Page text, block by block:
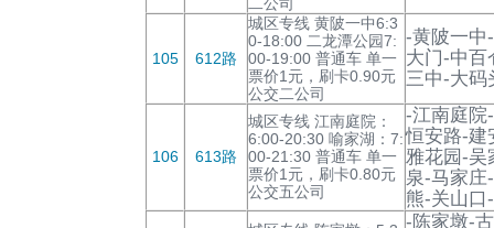
105 612路
城区专线 黄陂一中6:3
0-18:00 二龙潭公园7:
00-19:00 普通车 单一
票价1元，刷卡0.90元
公交二公司
-黄陂一中
大门-中百
三中-大码
106 613路
城区专线 江南庭院：
6:00-20:30 喻家湖：7:
00-21:30 普通车 单一
票价1元，刷卡0.80元
公交五公司
-江南庭院
恒安路-建
雅花园-吴
泉-马家庄
熊-关山口
-陈家墩-